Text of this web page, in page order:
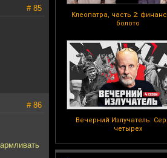
Клеопатра, часть 2:
болото
Вечерний Излучатель:
четырех
# 85
# 86